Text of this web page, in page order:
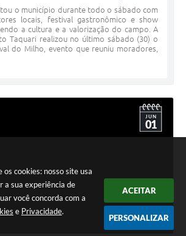
cookies: nosso site usa
a sua experiência de
você concorda com a
e Privacidade.
ACEITAR
PERSONALIZAR
o município durante todo o sábado com
locais, festival gastronômico e show
a cultura e a valorização do campo. A
Taquari realizou no último sábado (30) o
do Milho, evento que reuniu moradores,
JUN
01